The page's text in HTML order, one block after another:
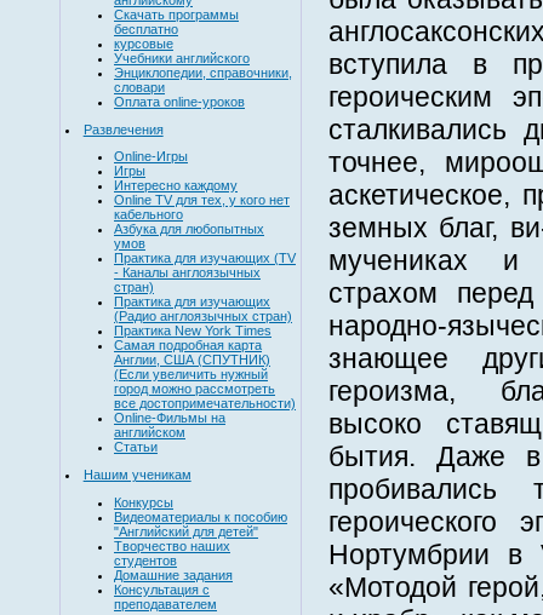
Скачать программы
бесплатно
курсовые
Учебники английского
Энциклопедии, справочники,
словари
Оплата online-уроков
Развлечения
Online-Игры
Игры
Интересно каждому
Online TV для тех, у кого нет
кабельного
Азбука для любопытных
умов
Практика для изучающих (TV
- Каналы англоязычных
стран)
Практика для изучающих
(Радио англоязычных стран)
Практика New York Times
Самая подробная карта
Англии, США (СПУТНИК)
(Если увеличить нужный
город можно рассмотреть
все достопримечательности)
Online-Фильмы на
английском
Статьи
Нашим ученикам
Конкурсы
Видеоматериалы к пособию
"Английский для детей"
Творчество наших
студентов
Домашние задания
Консультация с
преподавателем
вступила в
героическим
сталкивались
точнее,
аскетическое,
земных благ,
мучениках и
страхом
народно-
знающее
героизма,
высоко
бытия. Даже в
пробивались
Нортумбрии в
«Мотодой